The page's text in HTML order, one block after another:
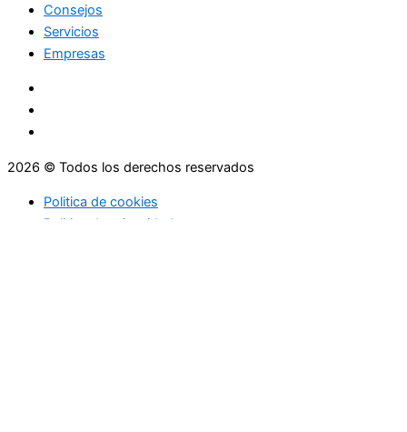
Consejos
Servicios
Empresas
2026 © Todos los derechos reservados
Politica de cookies
Politica de privacidad